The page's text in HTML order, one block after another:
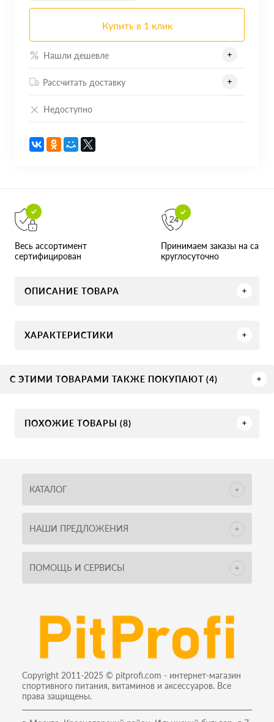
Купить в 1 клик
Нашли дешевле
Рассчитать доставку
Недоступно
Весь ассортимент
сертифицирован
Принимаем заказы на сайте
круглосуточно
ОПИСАНИЕ ТОВАРА
ХАРАКТЕРИСТИКИ
С ЭТИМИ ТОВАРАМИ ТАКЖЕ ПОКУПАЮТ (4)
ПОХОЖИЕ ТОВАРЫ (8)
КАТАЛОГ
НАШИ ПРЕДЛОЖЕНИЯ
ПОМОЩЬ И СЕРВИСЫ
Copyright 2011-2025 © pitprofi.com - интернет-магазин
спортивного питания, витаминов и аксессуаров. Все
права защищены.